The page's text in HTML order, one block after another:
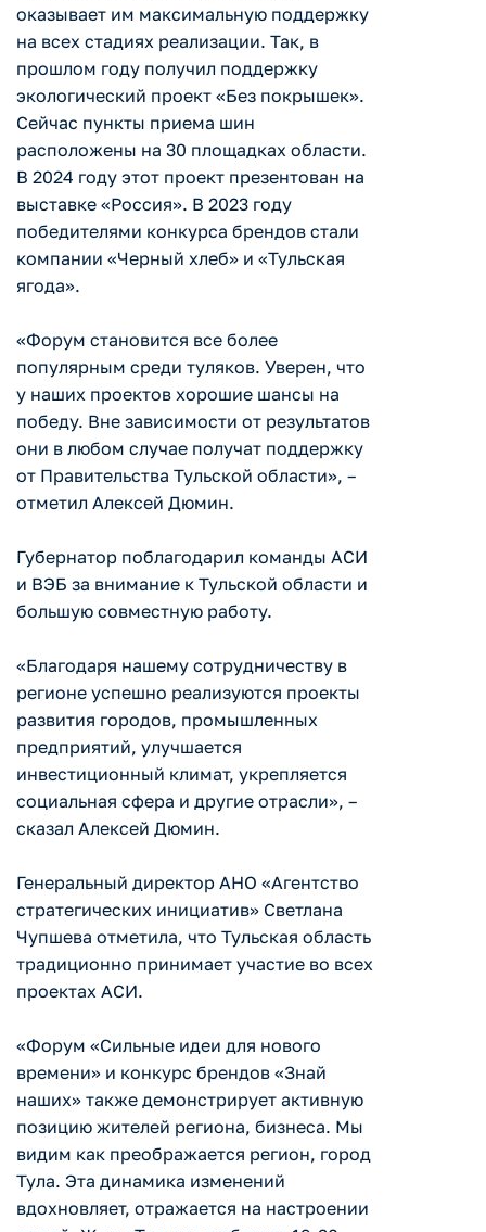
оказывает им максимальную поддержку
на всех стадиях реализации. Так, в
прошлом году получил поддержку
экологический проект «Без покрышек».
Сейчас пункты приема шин
расположены на 30 площадках области.
В 2024 году этот проект презентован на
выставке «Россия». В 2023 году
победителями конкурса брендов стали
компании «Черный хлеб» и «Тульская
ягода».
«Форум становится все более
популярным среди туляков. Уверен, что
у наших проектов хорошие шансы на
победу. Вне зависимости от результатов
они в любом случае получат поддержку
от Правительства Тульской области», –
отметил Алексей Дюмин.
Губернатор поблагодарил команды АСИ
и ВЭБ за внимание к Тульской области и
большую совместную работу.
«Благодаря нашему сотрудничеству в
регионе успешно реализуются проекты
развития городов, промышленных
предприятий, улучшается
инвестиционный климат, укрепляется
социальная сфера и другие отрасли», –
сказал Алексей Дюмин.
Генеральный директор АНО «Агентство
стратегических инициатив» Светлана
Чупшева отметила, что Тульская область
традиционно принимает участие во всех
проектах АСИ.
«Форум «Сильные идеи для нового
времени» и конкурс брендов «Знай
наших» также демонстрирует активную
позицию жителей региона, бизнеса. Мы
видим как преображается регион, город
Тула. Эта динамика изменений
вдохновляет, отражается на настроении